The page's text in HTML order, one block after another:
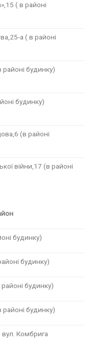
( в районі
а ( в районі
будинку)
будинку)
(в районі
війни,17 (в районі
будинку)
будинку)
будинку)
районі будинку)
вул. Комбрига